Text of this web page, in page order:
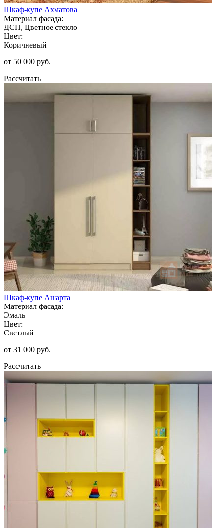
Шкаф-купе Ахматова
Материал фасада:
ДСП, Цветное стекло
Цвет:
Коричневый
от 50 000 руб.
Рассчитать
Шкаф-купе Ашарта
Материал фасада:
Эмаль
Цвет:
Светлый
от 31 000 руб.
Рассчитать